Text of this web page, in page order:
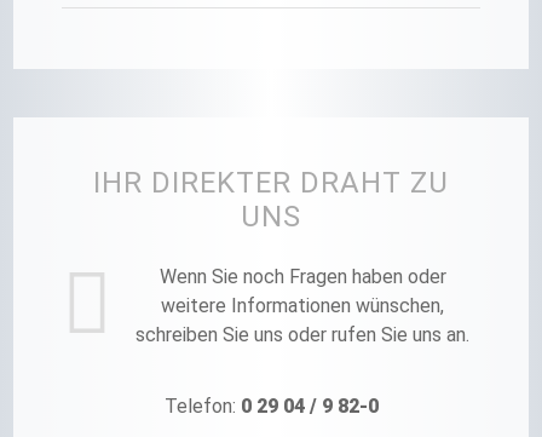
IHR DIREKTER DRAHT ZU
UNS
Wenn Sie noch Fragen haben oder
weitere Informationen wünschen,
schreiben Sie uns oder rufen Sie uns an.
Telefon: 0 29 04 / 9 82-0